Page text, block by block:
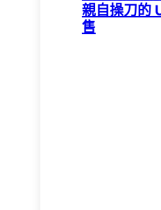
親自操刀的
售